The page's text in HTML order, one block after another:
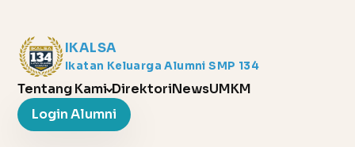
IKALSA
Ikatan Keluarga Alumni SMP 134
Tentang Kami DirektoriNewsUMKM
Login Alumni